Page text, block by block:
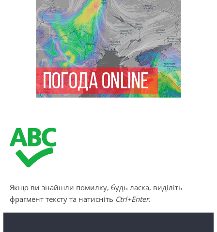
Якщо ви знайшли помилку, будь ласка, виділіть
фрагмент тексту та натисніть Ctrl+Enter.